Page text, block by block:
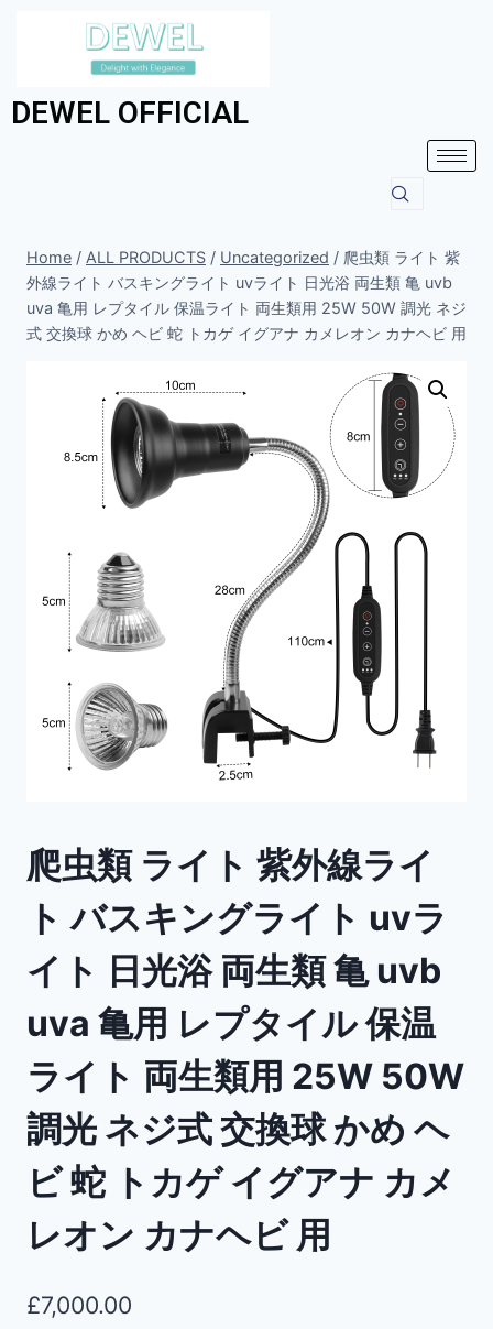
DEWEL OFFICIAL
Home / ALL PRODUCTS / Uncategorized / 爬虫類 ライト 紫
外線ライト バスキングライト uvライト 日光浴 両生類 亀 uvb
uva 亀用 レプタイル 保温ライト 両生類用 25W 50W 調光 ネジ
式 交換球 かめ ヘビ 蛇 トカゲ イグアナ カメレオン カナヘビ 用
爬虫類 ライト 紫外線ライ
ト バスキングライト uvラ
イト 日光浴 両生類 亀 uvb
uva 亀用 レプタイル 保温
ライト 両生類用 25W 50W
調光 ネジ式 交換球 かめ ヘ
ビ 蛇 トカゲ イグアナ カメ
レオン カナヘビ 用
£7,000.00